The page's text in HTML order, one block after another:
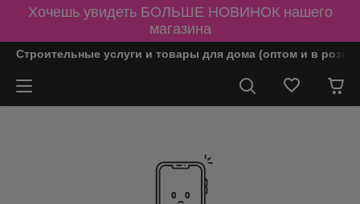
Хочешь увидеть БОЛЬШЕ НОВИНОК нашего
магазина
Строительные услуги и товары для дома (оптом и в